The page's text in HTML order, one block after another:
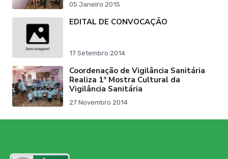
05 Janeiro 2015
EDITAL DE CONVOCAÇÃO
17 Setembro 2014
Coordenação de Vigilância Sanitária
Realiza 1ª Mostra Cultural da
Vigilância Sanitária
27 Novembro 2014